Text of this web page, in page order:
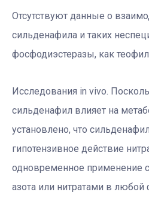
Отсутствуют данные о
сильденафила и таких
фосфодиэстеразы, как
Исследования in vivo.
сильденафил влияет на
установлено, что
гипотензивное действие
одновременное применение
азота или нитратами в